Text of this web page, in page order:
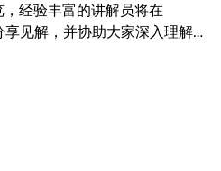
经验丰富的讲解员将在
见解，并协助大家深入理解